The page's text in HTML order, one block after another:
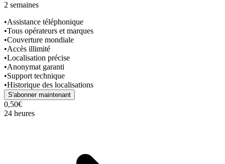
2 semaines
•Assistance téléphonique
•Tous opérateurs et marques
•Couverture mondiale
•Accès illimité
•Localisation précise
•Anonymat garanti
•Support technique
•Historique des localisations
S'abonner maintenant
0,50€
24 heures